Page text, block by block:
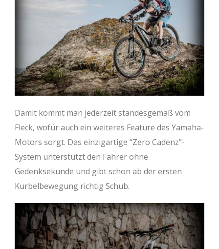
Damit kommt man jederzeit standesgemäß vom
Fleck, wofür auch ein weiteres Feature des Yamaha-
Motors sorgt. Das einzigartige “Zero Cadenz”-
System unterstützt den Fahrer ohne
Gedenksekunde und gibt schon ab der ersten
Kurbelbewegung richtig Schub.